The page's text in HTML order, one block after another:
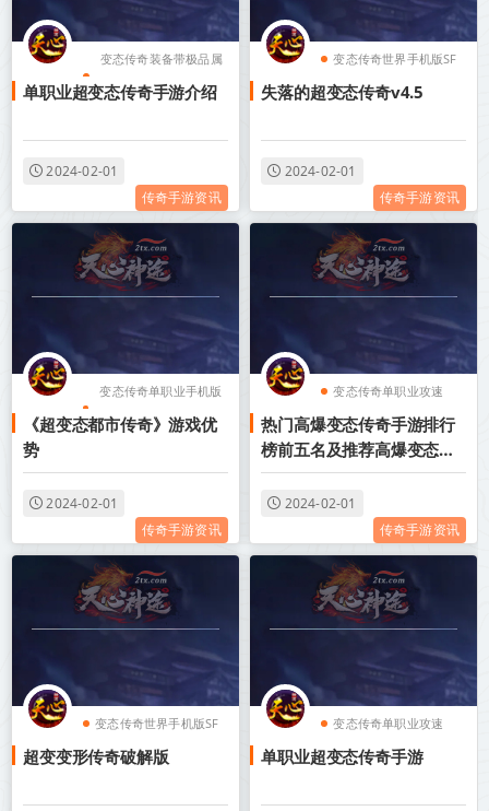
变态传奇装备带极品属
性
变态传奇单职业攻速
单职业超变态传奇手游介绍
2024-02-01
传奇手游资讯
变态传奇世界手机版SF
变态传奇单职业游戏盒
变态传奇装备带极品属
性
失落的超变态传奇v4.5
2024-02-01
传奇手游资讯
变态传奇单职业手机版
无任务
变态传奇装备带极品属
《超变态都市传奇》游戏优
势
2024-02-01
传奇手游资讯
变态传奇单职业攻速
变态传奇单职业手机版
无任务
变态传奇单职业游戏盒
子
热门高爆变态传奇手游排行
榜前五名及推荐高爆变态传
奇手游
2024-02-01
传奇手游资讯
变态传奇世界手机版SF
变态传奇装备带极品属
超变变形传奇破解版
变态传奇单职业攻速
变态传奇装备带极品属
单职业超变态传奇手游